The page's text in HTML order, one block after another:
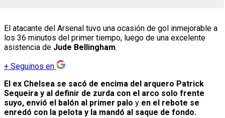
El atacante del Arsenal tuvo una ocasión de gol inmejorable a
los 36 minutos del primer tiempo, luego de una excelente
asistencia de Jude Bellingham.
+ Seguinos en
El ex Chelsea se sacó de encima del arquero Patrick
Sequeira y al definir de zurda con el arco solo frente
suyo, envió el balón al primer palo y en el rebote se
enredó con la pelota y la mandó al saque de fondo.